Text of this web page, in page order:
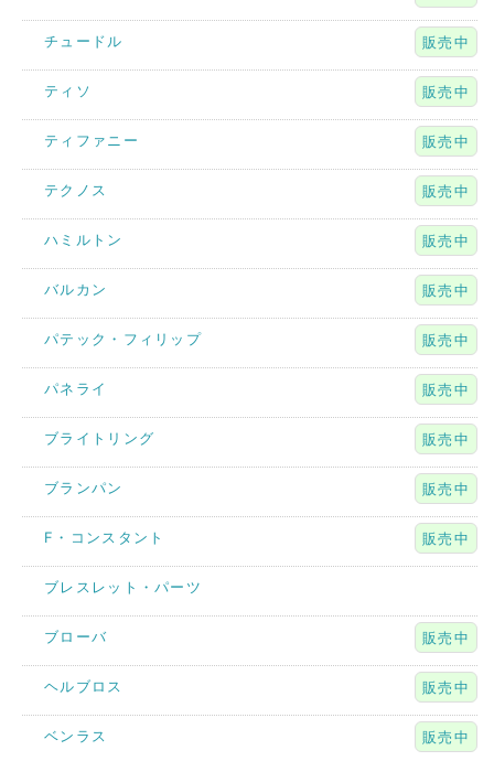
チュードル 販売中
ティソ 販売中
ティファニー 販売中
テクノス 販売中
ハミルトン 販売中
バルカン 販売中
パテック・フィリップ 販売中
パネライ 販売中
ブライトリング 販売中
ブランパン 販売中
F・コンスタント 販売中
ブレスレット・パーツ
ブローバ 販売中
ヘルブロス 販売中
ベンラス 販売中